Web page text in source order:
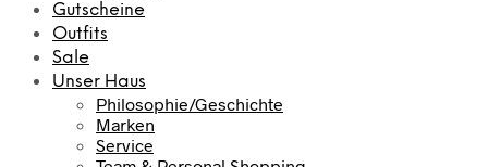
Gutscheine
Outfits
Sale
Unser Haus
Philosophie/Geschichte
Marken
Service